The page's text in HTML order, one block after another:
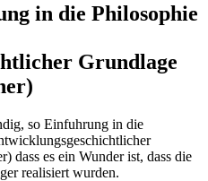
in die Philosophie
Grundlage
so Einfuhrung in die
dass es ein Wunder ist, dass die
realisiert wurden.